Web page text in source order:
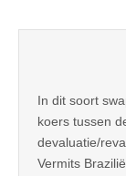
In dit soort
koers tussen
devaluatie/
Vermits